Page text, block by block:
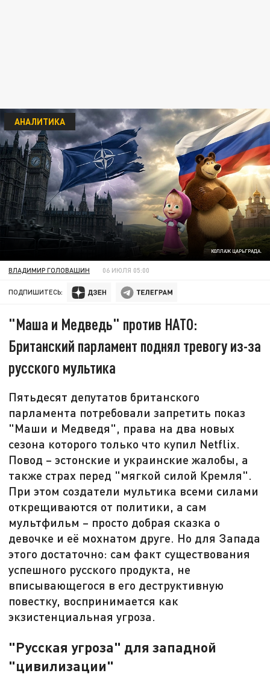
КОЛЛАЖ ЦАРЬГРАДА.
АНАЛИТИКА
ВЛАДИМИР ГОЛОВАШИН 06 ИЮЛЯ 05:00
ПОДПИШИТЕСЬ:
"Маша и Медведь" против НАТО:
Британский парламент поднял тревогу из-за
русского мультика
Пятьдесят депутатов британского
парламента потребовали запретить показ
"Маши и Медведя", права на два новых
сезона которого только что купил Netflix.
Повод – эстонские и украинские жалобы, а
также страх перед "мягкой силой Кремля".
При этом создатели мультика всеми силами
открещиваются от политики, а сам
мультфильм – просто добрая сказка о
девочке и её мохнатом друге. Но для Запада
этого достаточно: сам факт существования
успешного русского продукта, не
вписывающегося в его деструктивную
повестку, воспринимается как
экзистенциальная угроза.
"Русская угроза" для западной
"цивилизации"